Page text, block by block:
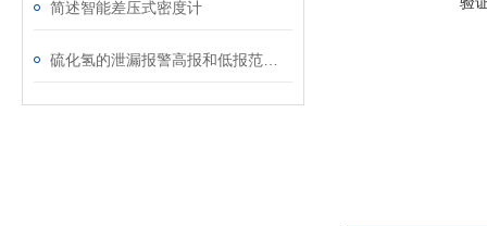
简述智能差压式密度计